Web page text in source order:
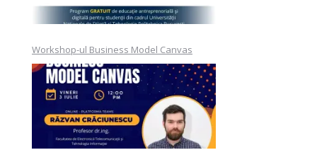
Workshop-ul Business Model Canvas